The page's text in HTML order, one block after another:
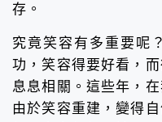
存。
究竟笑容有多重要呢
功，笑容得要好看，
息息相關。這些年，
由於笑容重建，變得